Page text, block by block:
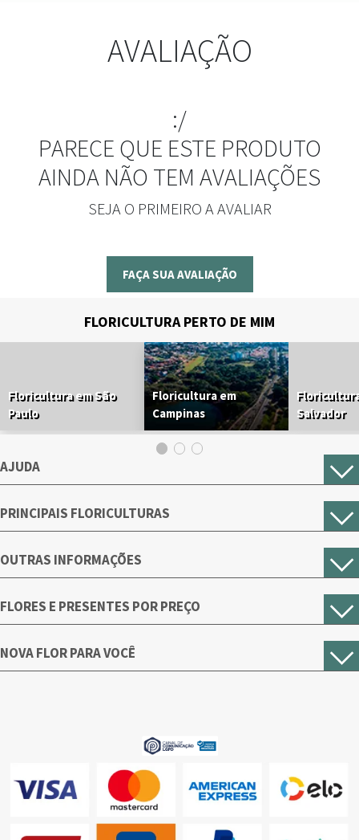
AVALIAÇÃO
:/
PARECE QUE ESTE PRODUTO
AINDA NÃO TEM AVALIAÇÕES
SEJA O PRIMEIRO A AVALIAR
FAÇA SUA AVALIAÇÃO
FLORICULTURA PERTO DE MIM
Floricultura em São
Paulo
Floricultura em
Campinas
Salvador
AJUDA
PRINCIPAIS FLORICULTURAS
OUTRAS INFORMAÇÕES
FLORES E PRESENTES POR PREÇO
NOVA FLOR PARA VOCÊ